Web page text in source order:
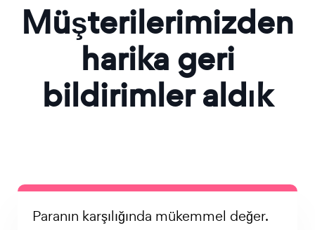
Müşterilerimizden
harika geri
bildirimler aldık
Paranın karşılığında mükemmel değer.